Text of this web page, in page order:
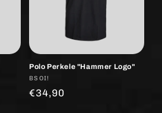
Polo Perkele "Hammer Logo"
Fournisseur :
BSOI!
Prix
€34,90